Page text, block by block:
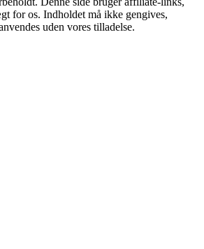
for os. Indholdet må ikke gengives,
uden vores tilladelse.